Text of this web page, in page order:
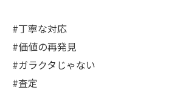
#丁寧な対応
#価値の再発見
#ガラクタじゃない
#査定